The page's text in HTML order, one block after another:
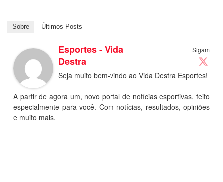
Sobre Últimos Posts
Sigam
Esportes - Vida
Destra
Seja muito bem-vindo ao Vida Destra Esportes!
A partir de agora um, novo portal de notícias esportivas, feito
especialmente para você. Com notícias, resultados, opiniões
e muito mais.